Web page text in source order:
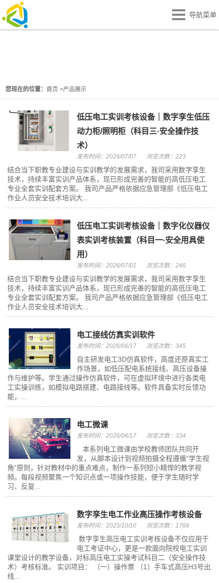
导航菜单
您现在的位置：首页 >产品展示
低压电工实训考核设备｜数字孪生低压
动力柜/照明柜（科目三·安全操作技
术）
发布时间：2026/07/07 浏览次数：223
结合当下职教专业建设与实训教学的发展需求，我司采用数字孪生
技术，持续丰富实训产品体系，现已形成完善的智能的高低压电工
专业全套实训配套方案。 我司产品严格依据应急管理部《低压电工
作业人员安全技术培训大...
低压电工实训考核设备｜数字化仪器仪
表实训考核装置（科目一·安全用具使
用）
发布时间：2026/07/01 浏览次数：246
结合当下职教专业建设与实训教学的发展需求，我司采用数字孪生
技术，持续丰富实训产品体系，现已形成完善的智能的高低压电工
专业全套实训配套方案。 我司产品严格依据应急管理部《低压电工
作业人员安全技术培训大...
电工接线仿真实训软件
发布时间：2026/06/17 浏览次数：345
自主研发电工3D仿真软件，高度还原真实工
作场景，如低压配电系统接线、高压设备操
作与维护等。学生通过操作仿真软件，可在虚拟环境中进行各类电
工实操训练，如模拟电路搭建、电路接线等。软件具备实时反馈功
能，...
电工微课
发布时间：2026/06/17 浏览次数：334
本系列电工微课由学校教师团队共同开
发，从脚本设计到视频拍摄全程遵循“学生视
角”原则，针对教材中的重点难点，制作一系列短小精悍的教学视
频。每段视频聚焦一个知识点或一项操作技能，便于学生随时学
习、反复...
数字孪生电工作业高压操作考核设备
发布时间：2025/10/10 浏览次数：1768
数字孪生高压电工实训考核设备不仅应用于
电工考证中心，更是一款面向院校电工实训
课堂设计的教学设备，对标高压电工实操考试科目二（安全操作技
术）考核标准。 实训项目： （一）操作票 （1）手车式高压H3号出
线...